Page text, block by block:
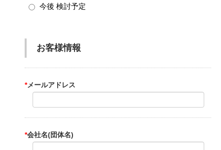
今後 検討予定
お客様情報
*メールアドレス
*会社名(団体名)